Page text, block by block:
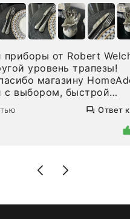
от Robert
уровень трапезы!
магазину
с выбором, быстрой
высоким сервисом.
забирала чайные
много антикварной
остальные
на следующий
быстро.
Ответ